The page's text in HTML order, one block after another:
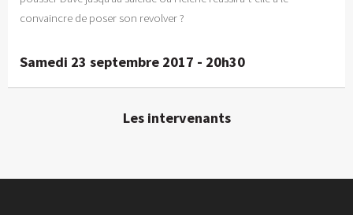
convaincre de poser son revolver ?
Samedi 23 septembre 2017 - 20h30
Les intervenants